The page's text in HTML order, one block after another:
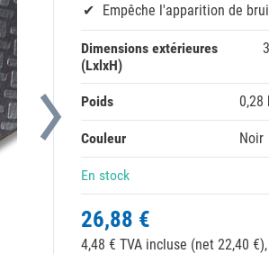
Empêche l'apparition de
Dimensions extérieures
(LxlxH)
Poids 0,28
Couleur Noir
En stock
26,88 €
4,48 € TVA incluse (net 22,40 €),